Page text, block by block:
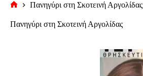
σελίδα
Πανηγύρι στη Σκοτεινή Αργολίδας
Πανηγύρι στη Σκοτεινή Αργολίδας